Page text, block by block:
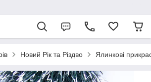
Новий Рік та Різдво Ялинкові